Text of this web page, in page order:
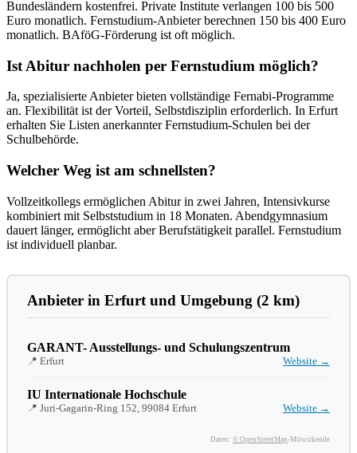
Bundesländern kostenfrei. Private Institute verlangen 100 bis 500
Euro monatlich. Fernstudium-Anbieter berechnen 150 bis 400 Euro
monatlich. BAföG-Förderung ist oft möglich.
Ist Abitur nachholen per Fernstudium möglich?
Ja, spezialisierte Anbieter bieten vollständige Fernabi-Programme
an. Flexibilität ist der Vorteil, Selbstdisziplin erforderlich. In Erfurt
erhalten Sie Listen anerkannter Fernstudium-Schulen bei der
Schulbehörde.
Welcher Weg ist am schnellsten?
Vollzeitkollegs ermöglichen Abitur in zwei Jahren, Intensivkurse
kombiniert mit Selbststudium in 18 Monaten. Abendgymnasium
dauert länger, ermöglicht aber Berufstätigkeit parallel. Fernstudium
ist individuell planbar.
Anbieter in Erfurt und Umgebung (2 km)
GARANT- Ausstellungs- und Schulungszentrum
📍 Erfurt Website →
IU Internationale Hochschule
📍 Juri-Gagarin-Ring 152, 99084 Erfurt Website →
Daten: © OpenStreetMap-Mitwirkende